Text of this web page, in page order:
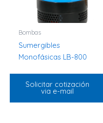
Bombas
Sumergibles
Monofásicas LB-800
Solicitar cotización
via e-mail